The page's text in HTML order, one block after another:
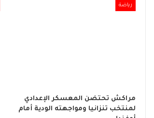
رياضة
مراكش تحتضن المعسكر الإعدادي
لمنتخب تنزانيا ومواجهته الودية أمام